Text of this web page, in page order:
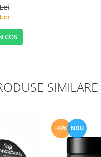
COS
SIMILARE
-42% NOU